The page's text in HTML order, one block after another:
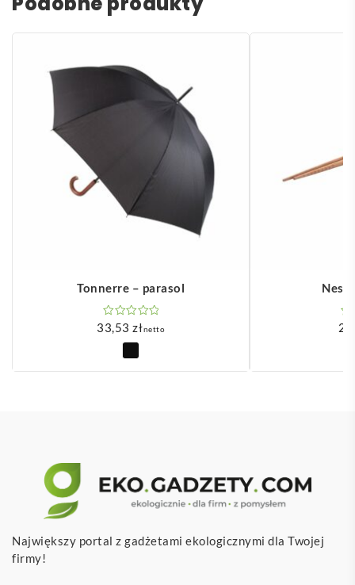
Tonnerre – parasol
33,53 złnetto
Największy portal z gadżetami ekologicznymi dla Twojej
firmy!